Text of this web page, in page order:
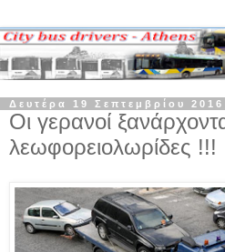
Δευτέρα 19 Σεπτεμβρίου 2016
Οι γερανοί
λεωφορειολωρίδες !!!